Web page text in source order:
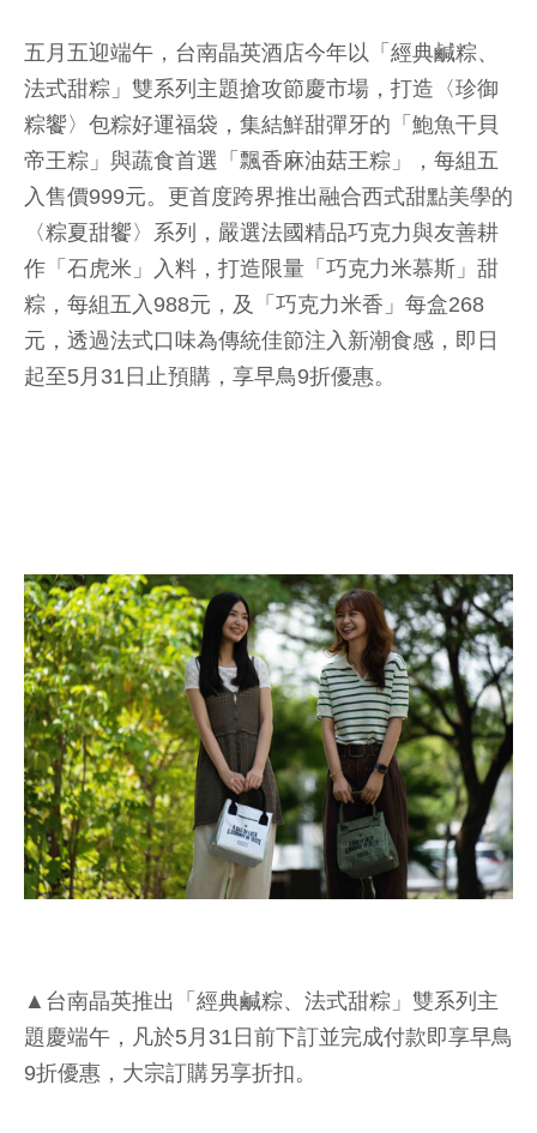
五月五迎端午，台南晶英酒店今年以「經典鹹粽、
法式甜粽」雙系列主題搶攻節慶市場，打造〈珍御
粽饗〉包粽好運福袋，集結鮮甜彈牙的「鮑魚干貝
帝王粽」與蔬食首選「飄香麻油菇王粽」，每組五
入售價999元。更首度跨界推出融合西式甜點美學的
〈粽夏甜饗〉系列，嚴選法國精品巧克力與友善耕
作「石虎米」入料，打造限量「巧克力米慕斯」甜
粽，每組五入988元，及「巧克力米香」每盒268
元，透過法式口味為傳統佳節注入新潮食感，即日
起至5月31日止預購，享早鳥9折優惠。
▲台南晶英推出「經典鹹粽、法式甜粽」雙系列主
題慶端午，凡於5月31日前下訂並完成付款即享早鳥
9折優惠，大宗訂購另享折扣。